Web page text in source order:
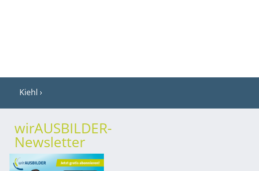
Kiehl
wirAUSBILDER-
Newsletter